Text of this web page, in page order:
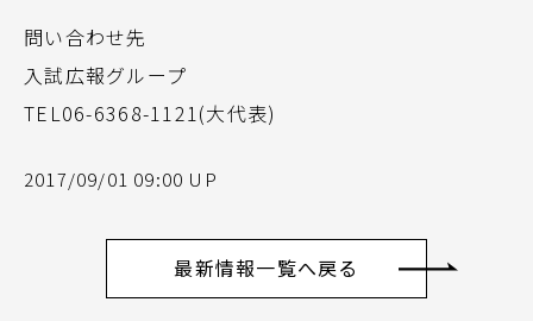
問い合わせ先
入試広報グループ
TEL06-6368-1121(大代表)
2017/09/01 09:00 UP
最新情報一覧へ戻る